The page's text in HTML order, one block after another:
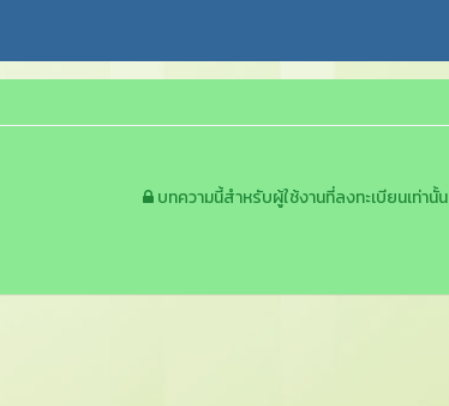
บทความนี้สำหรับผู้ใช้งานที่ลงทะเบียนเท่านั้น